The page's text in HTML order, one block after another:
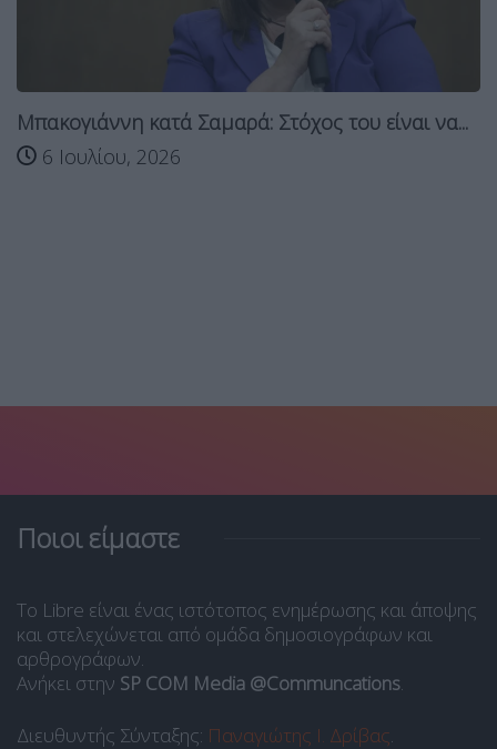
Μπακογιάννη κατά Σαμαρά: Στόχος του είναι να...
6 Ιουλίου, 2026
Ποιοι είμαστε
Το Libre είναι ένας ιστότοπος ενημέρωσης και άποψης
και στελεχώνεται από ομάδα δημοσιογράφων και
αρθρογράφων.
Ανήκει στην SP COM Media @Communcations.
Διευθυντής Σύνταξης: Παναγιώτης Ι. Δρίβας.